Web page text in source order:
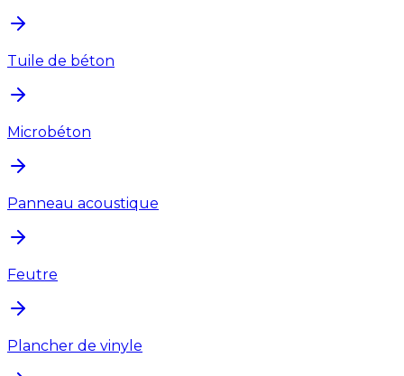
Tuile de béton
Microbéton
Panneau acoustique
Feutre
Plancher de vinyle